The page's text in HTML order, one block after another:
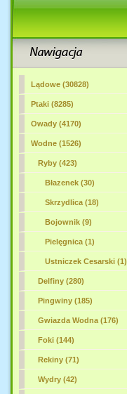
Lądowe (30828)
Ptaki (8285)
Owady (4170)
Wodne (1526)
Ryby (423)
Błazenek (30)
Skrzydlica (18)
Bojownik (9)
Pielęgnica (1)
Ustniczek Cesarski (1)
Delfiny (280)
Pingwiny (185)
Gwiazda Wodna (176)
Foki (144)
Rekiny (71)
Wydry (42)